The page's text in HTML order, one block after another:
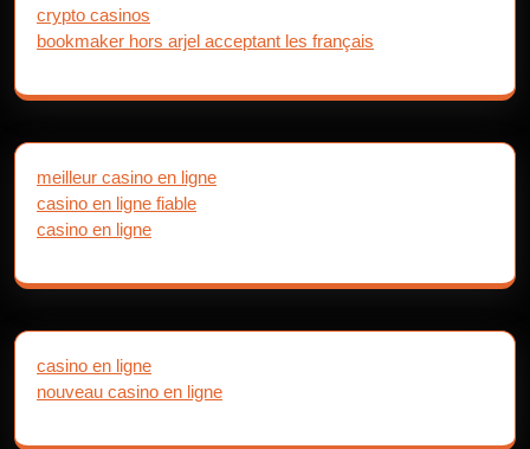
crypto casinos
bookmaker hors arjel acceptant les français
meilleur casino en ligne
casino en ligne fiable
casino en ligne
casino en ligne
nouveau casino en ligne